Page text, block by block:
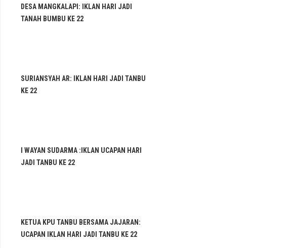
DESA MANGKALAPI: IKLAN HARI JADI
TANAH BUMBU KE 22
SURIANSYAH AR: IKLAN HARI JADI TANBU
KE 22
I WAYAN SUDARMA :IKLAN UCAPAN HARI
JADI TANBU KE 22
KETUA KPU TANBU BERSAMA JAJARAN:
UCAPAN IKLAN HARI JADI TANBU KE 22